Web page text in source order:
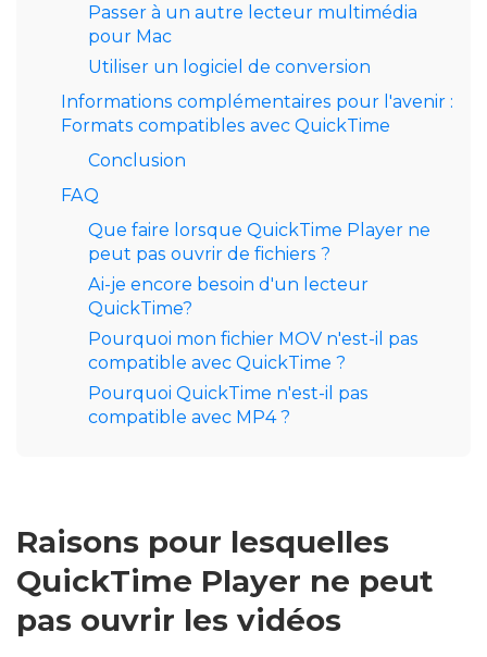
Passer à un autre lecteur multimédia
pour Mac
Utiliser un logiciel de conversion
Informations complémentaires pour l'avenir :
Formats compatibles avec QuickTime
Conclusion
FAQ
Que faire lorsque QuickTime Player ne
peut pas ouvrir de fichiers ?
Ai-je encore besoin d'un lecteur
QuickTime?
Pourquoi mon fichier MOV n'est-il pas
compatible avec QuickTime ?
Pourquoi QuickTime n'est-il pas
compatible avec MP4 ?
Raisons pour lesquelles
QuickTime Player ne peut
pas ouvrir les vidéos